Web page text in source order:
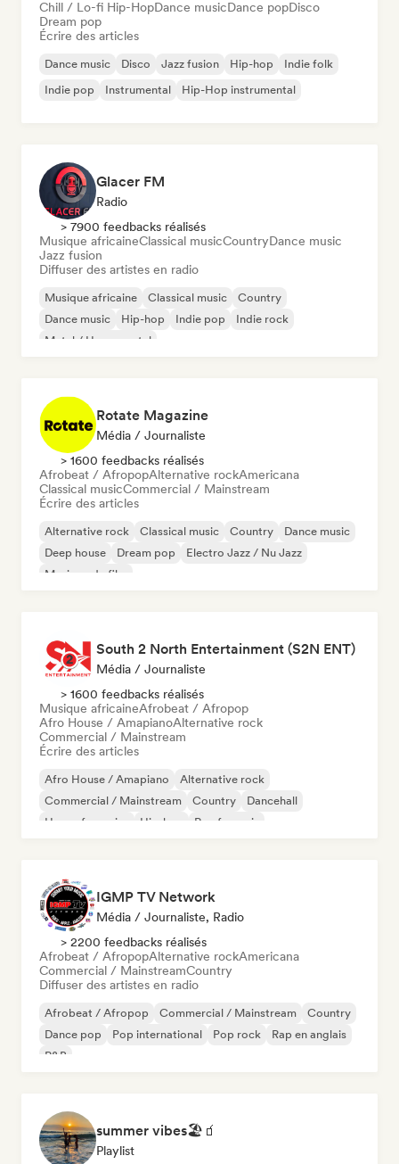
Chill / Lo-fi Hip-HopDance musicDance popDisco
Dream pop
Écrire des articles
Dance music Disco Jazz fusion Hip-hop
Indie folk
Indie pop
Instrumental Hip-Hop instrumental
Glacer FM
Radio
> 7900 feedbacks réalisés
Musique africaineClassical musicCountryDance music
Jazz fusion
Diffuser des artistes en radio
Musique africaine Classical music
Country
Dance music
Hip-hop Indie pop
Indie rock
Metal / Heavy metal
Rotate Magazine
Média / Journaliste
> 1600 feedbacks réalisés
Afrobeat / AfropopAlternative rockAmericana
Classical musicCommercial / Mainstream
Écrire des articles
Alternative rock Classical music Country
Dance music
Deep house
Dream pop
Electro Jazz / Nu Jazz
Musique de film
South 2 North Entertainment (S2N ENT)
Média / Journaliste
> 1600 feedbacks réalisés
Musique africaineAfrobeat / Afropop
Afro House / AmapianoAlternative rock
Commercial / Mainstream
Écrire des articles
Afro House / Amapiano
Alternative rock
Commercial / Mainstream
Country
Dancehall
House française
Hip-hop Rap francais
IGMP TV Network
Média / Journaliste, Radio
> 2200 feedbacks réalisés
Afrobeat / AfropopAlternative rockAmericana
Commercial / MainstreamCountry
Diffuser des artistes en radio
Afrobeat / Afropop Commercial / Mainstream
Country
Dance pop
Pop international Pop rock
Rap en anglais
R&B
summer vibes🏖🧃
Playlist